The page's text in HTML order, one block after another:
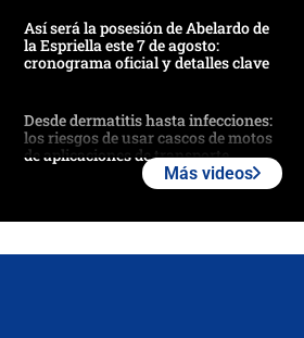
Así será la posesión de Abelardo de
la Espriella este 7 de agosto:
cronograma oficial y detalles clave
Desde dermatitis hasta infecciones:
los riesgos de usar cascos de motos
de aplicaciones de transporte
celular? Requisitos, pasos y
Más videos